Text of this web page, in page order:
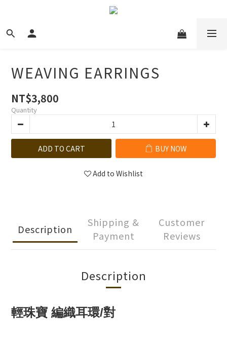
WEAVING EARRINGS
NT$3,800
Quantity
ADD TO CART BUY NOW
Add to Wishlist
Description
Shipping &
Payment
Customer
Reviews
Description
輕珠寶 編織耳環/對